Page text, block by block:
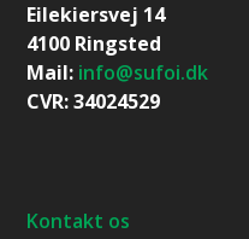
Eilekiersvej 14
4100 Ringsted
Mail: info@sufoi.dk
CVR: 34024529
Kontakt os